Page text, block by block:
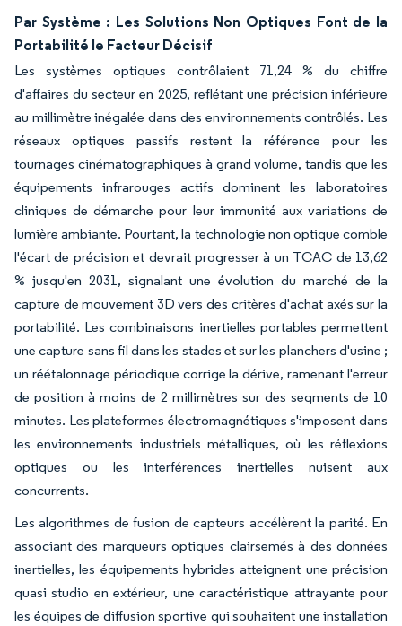
Par Système : Les Solutions Non Optiques Font de la
Portabilité le Facteur Décisif
Les systèmes optiques contrôlaient 71,24 % du chiffre
d'affaires du secteur en 2025, reflétant une précision inférieure
au millimètre inégalée dans des environnements contrôlés. Les
réseaux optiques passifs restent la référence pour les
tournages cinématographiques à grand volume, tandis que les
équipements infrarouges actifs dominent les laboratoires
cliniques de démarche pour leur immunité aux variations de
lumière ambiante. Pourtant, la technologie non optique comble
l'écart de précision et devrait progresser à un TCAC de 13,62
% jusqu'en 2031, signalant une évolution du marché de la
capture de mouvement 3D vers des critères d'achat axés sur la
portabilité. Les combinaisons inertielles portables permettent
une capture sans fil dans les stades et sur les planchers d'usine ;
un réétalonnage périodique corrige la dérive, ramenant l'erreur
de position à moins de 2 millimètres sur des segments de 10
minutes. Les plateformes électromagnétiques s'imposent dans
les environnements industriels métalliques, où les réflexions
optiques ou les interférences inertielles nuisent aux
concurrents.
Les algorithmes de fusion de capteurs accélèrent la parité. En
associant des marqueurs optiques clairsemés à des données
inertielles, les équipements hybrides atteignent une précision
quasi studio en extérieur, une caractéristique attrayante pour
les équipes de diffusion sportive qui souhaitent une installation